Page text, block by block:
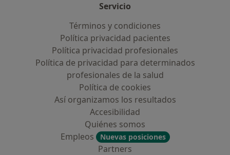
Servicio
Términos y condiciones
Política privacidad pacientes
Política privacidad profesionales
Política de privacidad para determinados
profesionales de la salud
Política de cookies
Así organizamos los resultados
Accesibilidad
Quiénes somos
Empleos
Nuevas posiciones
Partners